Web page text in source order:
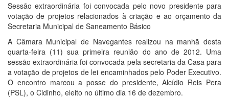
Sessão extraordinária foi convocada pelo novo presidente para
votação de projetos relacionados à criação e ao orçamento da
Secretaria Municipal de Saneamento Básico
A Câmara Municipal de Navegantes realizou na manhã desta
quarta-feira (11) sua primeira reunião do ano de 2012. Uma
sessão extraordinária foi convocada pela secretaria da Casa para
a votação de projetos de lei encaminhados pelo Poder Executivo.
O encontro marcou a posse do presidente, Alcídio Reis Pera
(PSL), o Cidinho, eleito no último dia 16 de dezembro.